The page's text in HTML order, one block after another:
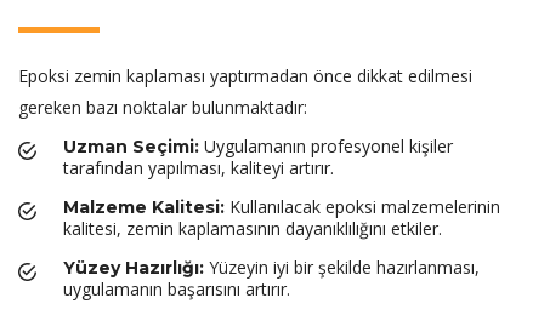
Epoksi zemin kaplaması yaptırmadan önce dikkat edilmesi
gereken bazı noktalar bulunmaktadır:
Uzman Seçimi: Uygulamanın profesyonel kişiler
tarafından yapılması, kaliteyi artırır.
Malzeme Kalitesi: Kullanılacak epoksi malzemelerinin
kalitesi, zemin kaplamasının dayanıklılığını etkiler.
Yüzey Hazırlığı: Yüzeyin iyi bir şekilde hazırlanması,
uygulamanın başarısını artırır.